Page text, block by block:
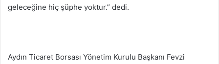
geleceğine hiç şüphe yoktur.” dedi.
Aydın Ticaret Borsası Yönetim Kurulu Başkanı Fevzi